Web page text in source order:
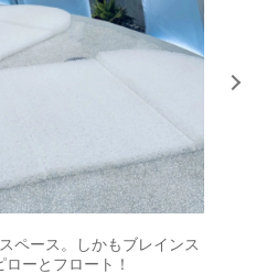
ペース。しかもブレインス
ローとフロート！